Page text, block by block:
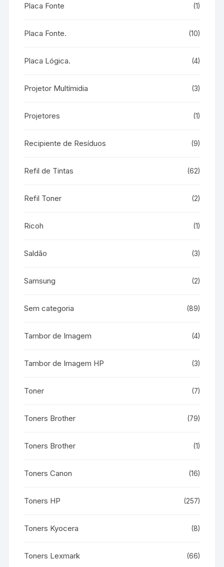
Placa Fonte (1)
Placa Fonte. (10)
Placa Lógica. (4)
Projetor Multímidia (3)
Projetores (1)
Recipiente de Resíduos (9)
Refil de Tintas (62)
Refil Toner (2)
Ricoh (1)
Saldão (3)
Samsung (2)
Sem categoria (89)
Tambor de Imagem (4)
Tambor de Imagem HP (3)
Toner (7)
Toners Brother (79)
Toners Brother (1)
Toners Canon (16)
Toners HP (257)
Toners Kyocera (8)
Toners Lexmark (66)